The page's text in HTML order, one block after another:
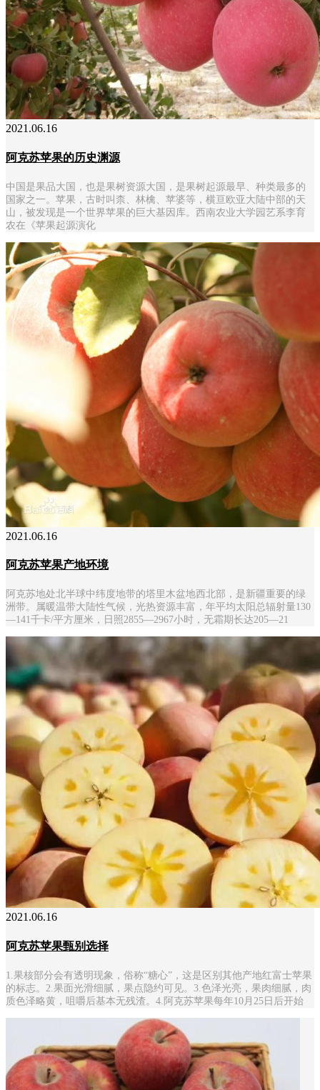
2021.06.16
阿克苏苹果的历史渊源
中国是果品大国，也是果树资源大国，是果树起源最早、种类最多的
国家之一。苹果，古时叫柰、林檎、苹婆等，横亘欧亚大陆中部的天
山，被发现是一个世界苹果的巨大基因库。西南农业大学园艺系李育
农在《苹果起源演化
2021.06.16
阿克苏苹果产地环境
阿克苏地处北半球中纬度地带的塔里木盆地西北部，是新疆重要的绿
洲带。属暖温带大陆性气候，光热资源丰富，年平均太阳总辐射量130
—141千卡/平方厘米，日照2855—2967小时，无霜期长达205—21
2021.06.16
阿克苏苹果甄别选择
1.果核部分会有透明现象，俗称“糖心”，这是区别其他产地红富士苹果
的标志。2.果面光滑细腻，果点隐约可见。3.色泽光亮，果肉细腻，肉
质色泽略黄，咀嚼后基本无残渣。4.阿克苏苹果每年10月25日后开始